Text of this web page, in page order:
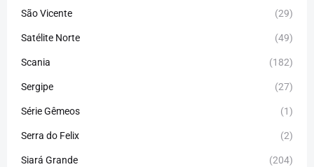
São Vicente (29)
Satélite Norte (49)
Scania (182)
Sergipe (27)
Série Gêmeos (1)
Serra do Felix (2)
Siará Grande (204)